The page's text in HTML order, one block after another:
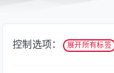
控制选项： 展开所有标签